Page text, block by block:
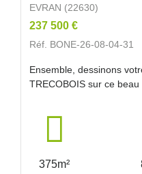
EVRAN (22630)
237 500 €
Réf. BONE-26-08-04-31
Ensemble, dessinons
TRECOBOIS sur ce beau
375m²